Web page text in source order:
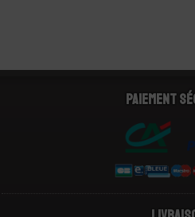
Paiement